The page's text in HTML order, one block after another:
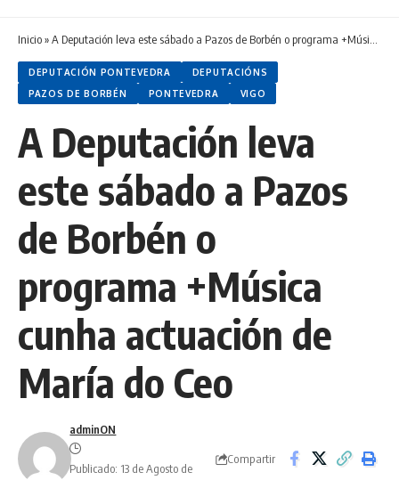
Inicio»A Deputación leva este sábado a Pazos de Borbén o programa +Música cunha actuación de María do Ceo
DEPUTACIÓN PONTEVEDRA
DEPUTACIÓNS
PAZOS DE BORBÉN
PONTEVEDRA VIGO
A Deputación leva
este sábado a Pazos
de Borbén o
programa +Música
cunha actuación de
María do Ceo
adminON
Publicado: 13 de Agosto de
Compartir